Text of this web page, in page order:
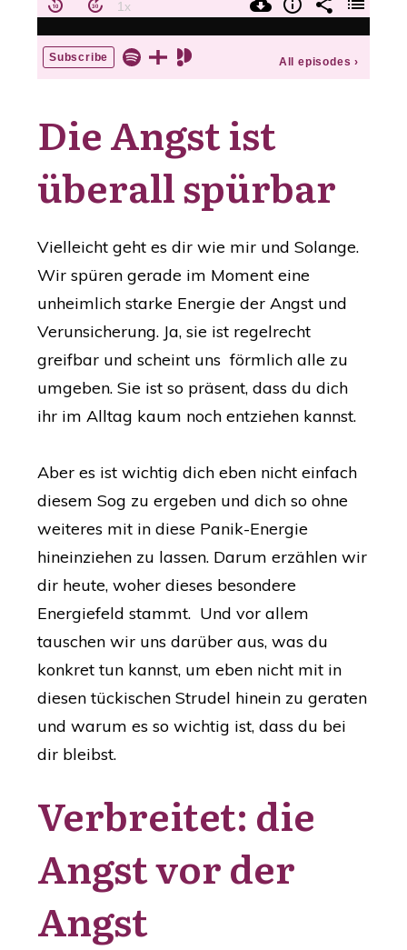
Die Angst ist
überall spürbar
Vielleicht geht es dir wie mir und Solange.
Wir spüren gerade im Moment eine
unheimlich starke Energie der Angst und
Verunsicherung. Ja, sie ist regelrecht
greifbar und scheint uns förmlich alle zu
umgeben. Sie ist so präsent, dass du dich
ihr im Alltag kaum noch entziehen kannst.
Aber es ist wichtig dich eben nicht einfach
diesem Sog zu ergeben und dich so ohne
weiteres mit in diese Panik-Energie
hineinziehen zu lassen. Darum erzählen wir
dir heute, woher dieses besondere
Energiefeld stammt. Und vor allem
tauschen wir uns darüber aus, was du
konkret tun kannst, um eben nicht mit in
diesen tückischen Strudel hinein zu geraten
und warum es so wichtig ist, dass du bei
dir bleibst.
Verbreitet: die
Angst vor der
Angst